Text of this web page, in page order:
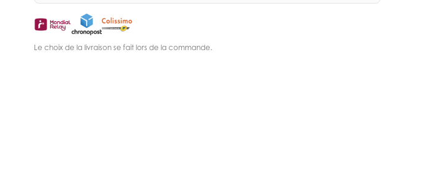
Le choix de la livraison se fait lors de la commande.